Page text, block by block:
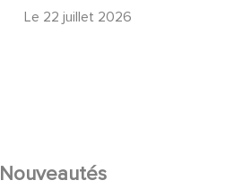
Le 22 juillet 2026
Nouveautés